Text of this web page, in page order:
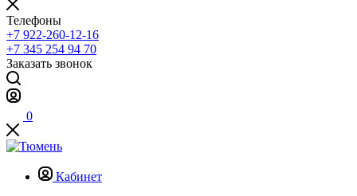
Телефоны
+7 922-260-12-16
+7 345 254 94 70
Заказать звонок
0
Кабинет